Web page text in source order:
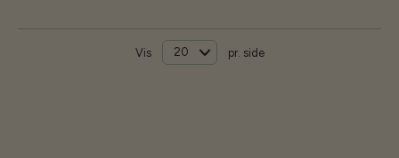
Vis pr. side